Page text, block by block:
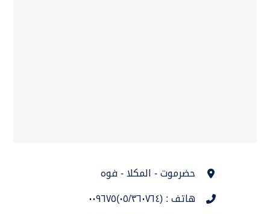
حضرموت - المكلا - فوه
هاتف : (٠٥/٣٦٠٧٦٤)٠٠٩٦٧٥